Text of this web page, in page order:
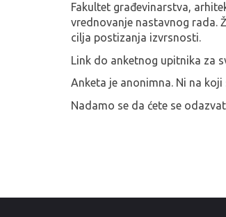
Fakultet građevinarstva,
vrednovanje nastavnog rada.
cilja postizanja izvrsnosti.
Link do anketnog upitnika za
Anketa je anonimna. Ni na
Nadamo se da ćete se